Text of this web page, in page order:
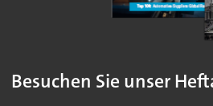
Besuchen Sie unser